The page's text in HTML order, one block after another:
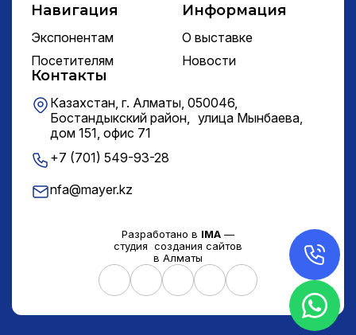
Навигация
Экспонентам
Посетителям
Информация
О выставке
Новости
Контакты
Казахстан, г. Алматы, 050046,
Бостандыкский район, улица Мынбаева,
дом 151, офис 71
+7 (701) 549-93-28
nfa@mayer.kz
Разработано в IMA —
студия создания сайтов
в Алматы